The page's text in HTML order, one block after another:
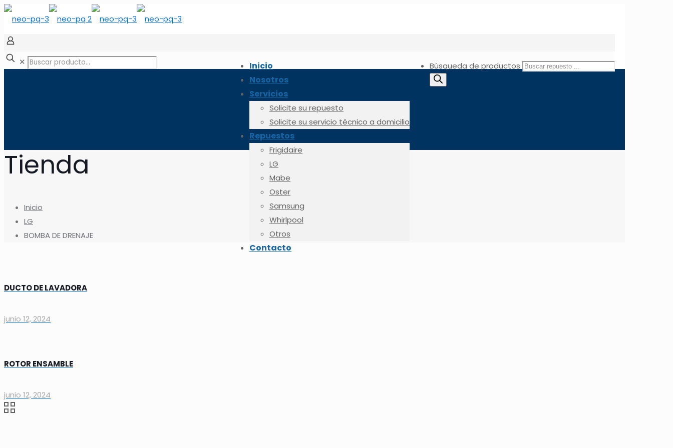
Inicio
Nosotros
Servicios
Solicite su repuesto
Solicite su servicio técnico a domicilio
Repuestos
Frigidaire
LG
Mabe
Oster
Samsung
Whirlpool
Otros
Contacto
Búsqueda de productos
✕
Tienda
Inicio
LG
BOMBA DE DRENAJE
DUCTO DE LAVADORA
junio 12, 2024
ROTOR ENSAMBLE
junio 12, 2024